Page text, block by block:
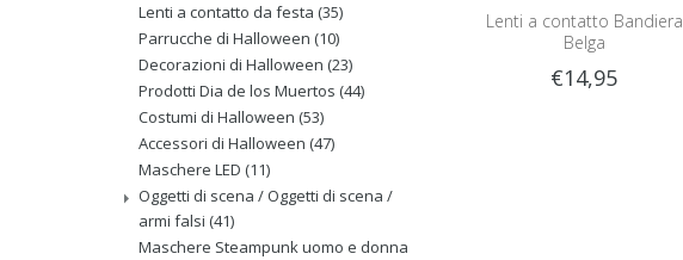
Lenti a contatto da festa (35)
Parrucche di Halloween (10)
Decorazioni di Halloween (23)
Prodotti Dia de los Muertos (44)
Costumi di Halloween (53)
Accessori di Halloween (47)
Maschere LED (11)
Oggetti di scena / Oggetti di scena /
armi falsi (41)
Maschere Steampunk uomo e donna
Lenti a contatto Bandiera
Belga
€14,95